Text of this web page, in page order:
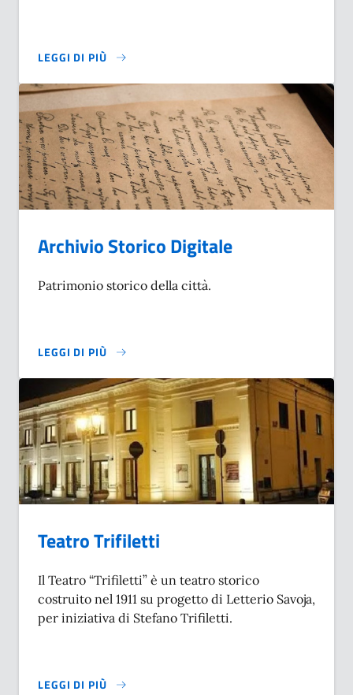
LEGGI DI PIÙ
SU BIBLIOTECA COMUNALE “ZI.PE.- ZIRILLI/PELLEGRINO”
Archivio Storico Digitale
Patrimonio storico della città.
LEGGI DI PIÙ
SU ARCHIVIO STORICO DIGITALE
Teatro Trifiletti
Il Teatro “Trifiletti” è un teatro storico
costruito nel 1911 su progetto di Letterio Savoja,
per iniziativa di Stefano Trifiletti.
LEGGI DI PIÙ
SU TEATRO TRIFILETTI